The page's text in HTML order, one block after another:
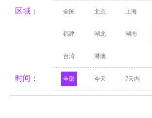
区域： 全国 北京 上海
福建 湖北 湖南
台湾 港澳
时间： 全部 今天 7天内